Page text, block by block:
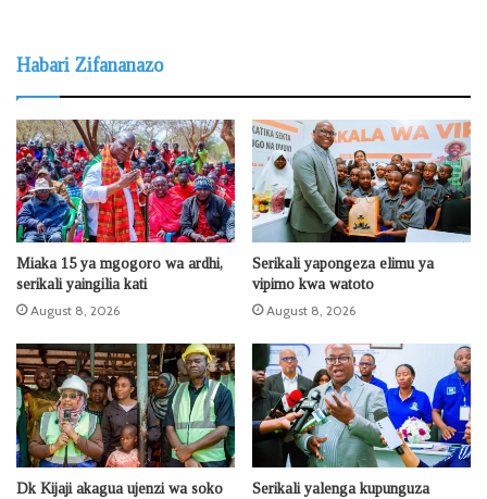
Habari Zifananazo
Miaka 15 ya mgogoro wa ardhi,
serikali yaingilia kati
August 8, 2026
Serikali yapongeza elimu ya
vipimo kwa watoto
August 8, 2026
Dk Kijaji akagua ujenzi wa soko
Serikali yalenga kupunguza